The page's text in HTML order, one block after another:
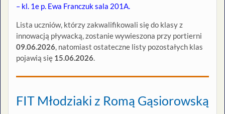
– kl. 1e p. Ewa Franczuk sala 201A.
Lista uczniów, którzy zakwalifikowali się do klasy z
innowacją pływacką, zostanie wywieszona przy portierni
09.06.2026, natomiast ostateczne listy pozostałych klas
pojawią się 15.06.2026.
FIT Młodziaki z Romą Gąsiorowską